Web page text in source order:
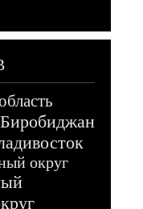
Биробиджан
округ